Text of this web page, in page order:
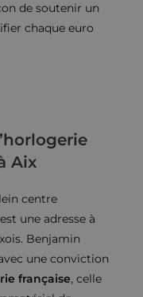
de soutenir un
chaque euro
Aix
centre
est une adresse à
Benjamin
une conviction
française, celle